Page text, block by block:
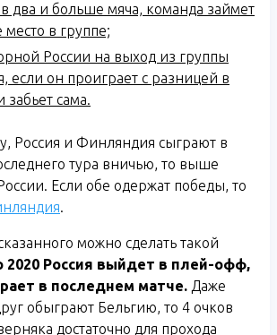
два и больше мяча, команда займет
место в группе;
России на выход из группы
если он проиграет с разницей в
забьет сама.
Россия и Финляндия сыграют в
тура вничью, то выше
Если обе одержат победы, то
.
можно сделать такой
2020 Россия выйдет в плей-офф,
в последнем матче. Даже
обыграют Бельгию, то 4 очков
достаточно для прохода